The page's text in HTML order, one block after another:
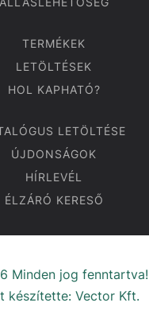
TERMÉKEK
LETÖLTÉSEK
HOL KAPHATÓ?
LETÖLTÉSE
ÚJDONSÁGOK
HÍRLEVÉL
ÉLZÁRÓ KERESŐ
Minden jog fenntartva!
készítette: Vector Kft.